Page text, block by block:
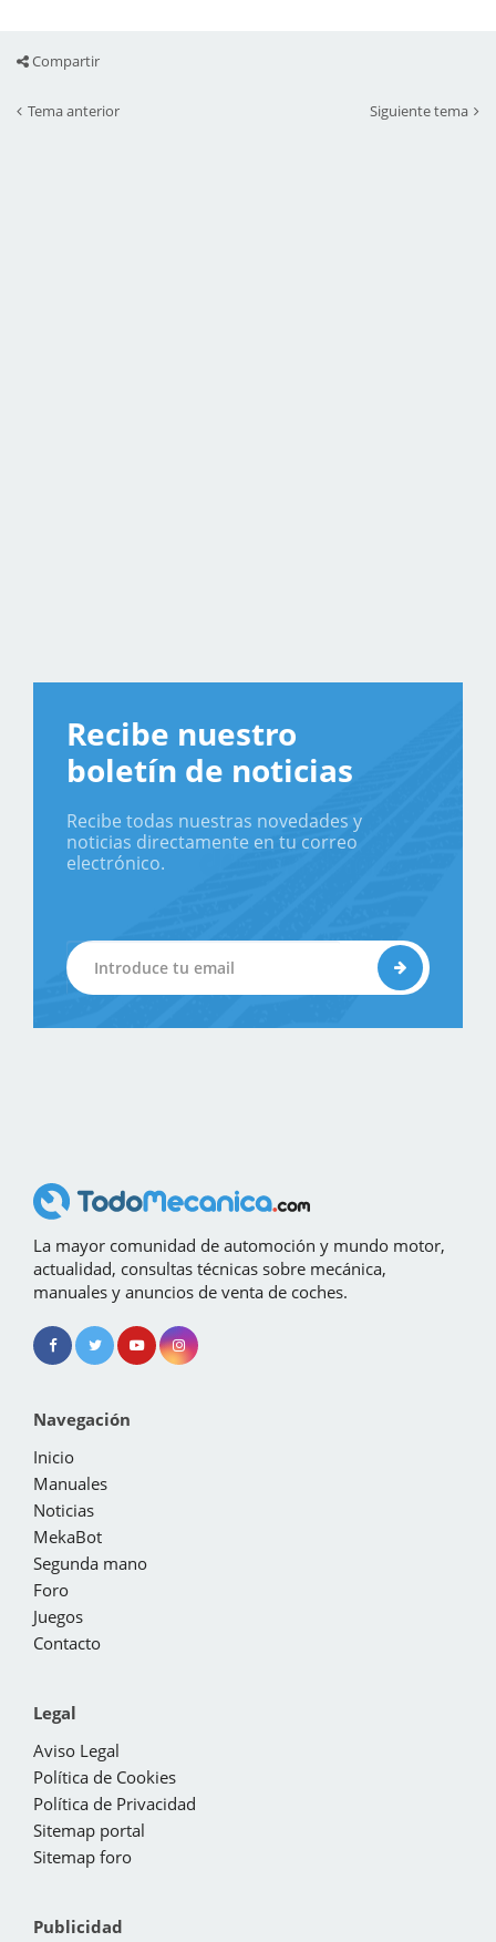
Compartir
Tema anterior Siguiente tema
Recibe nuestro
boletín de noticias
Recibe todas nuestras novedades y
noticias directamente en tu correo
electrónico.
La mayor comunidad de automoción y mundo motor,
actualidad, consultas técnicas sobre mecánica,
manuales y anuncios de venta de coches.
Navegación
Inicio
Manuales
Noticias
MekaBot
Segunda mano
Foro
Juegos
Contacto
Legal
Aviso Legal
Política de Cookies
Política de Privacidad
Sitemap portal
Sitemap foro
Publicidad